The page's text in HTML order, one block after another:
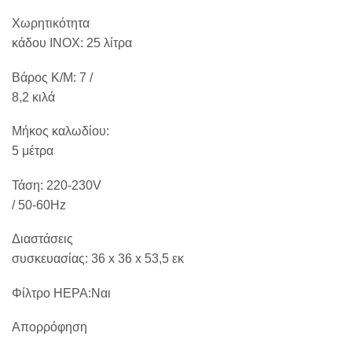
Χωρητικότητα
κάδου INOX: 25 λίτρα
Βάρος Κ/Μ: 7 /
8,2 κιλά
Μήκος καλωδίου:
5 μέτρα
Τάση: 220-230V
/ 50-60Hz
Διαστάσεις
συσκευασίας: 36 x 36 x 53,5 εκ
Φίλτρο HEPA:Ναι
Απορρόφηση